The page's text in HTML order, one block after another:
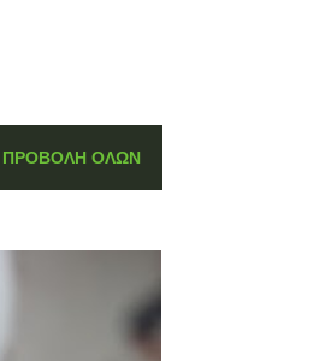
ΠΡΟΒΟΛΉ ΌΛΩΝ